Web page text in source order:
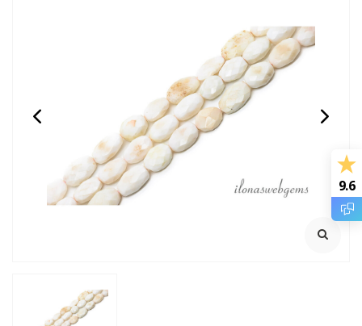
2x2mm
Klik voor staffelkorting
Incl. btw
€0,79 Excl. btw
14/20 Gold filled kralen
rond van: 2 t/m 12mm
€0,23 Excl. btw 9.6